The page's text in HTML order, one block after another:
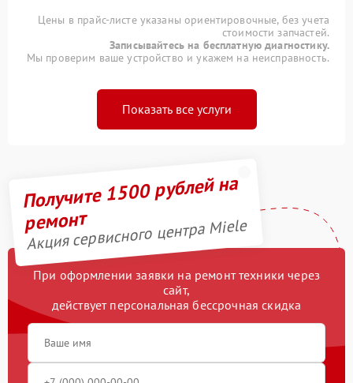
Цены в прайс-листе указаны ориентировочные, без учета
стоимости запчастей.
Записывайтесь на бесплатную диагностику.
Мы проверим ваше устройство и укажем на неисправность.
Показать все услуги
Получите 1500 рублей на
ремонт
Акция сервисного центра Miele
При оформлении заявки на ремонт техники через
сайт,
действует персональная бессрочная скидка